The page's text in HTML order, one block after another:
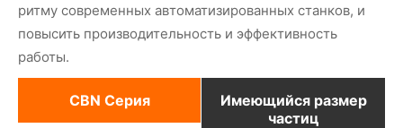
ритму современных автоматизированных станков, и
повысить производительность и эффективность
работы.
CBN Серия
Имеющийся размер
частиц